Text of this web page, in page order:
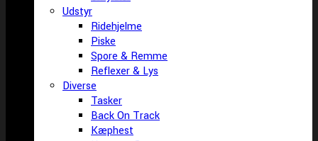
Udstyr
Ridehjelme
Piske
Spore & Remme
Reflexer & Lys
Diverse
Tasker
Back On Track
Kæphest